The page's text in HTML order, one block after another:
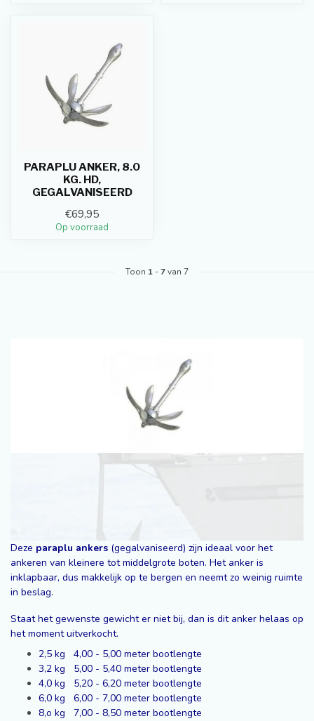
PARAPLU ANKER, 8.0
KG. HD,
GEGALVANISEERD
€69,95
Op voorraad
Toon 1 -7van 7
Deze paraplu ankers (gegalvaniseerd) zijn ideaal voor het
ankeren van kleinere tot middelgrote boten. Het anker is
inklapbaar, dus makkelijk op te bergen en neemt zo weinig ruimte
in beslag.
Staat het gewenste gewicht er niet bij, dan is dit anker helaas op
het moment uitverkocht.
2,5 kg 4,00 - 5,00 meter bootlengte
3,2 kg 5,00 - 5,40 meter bootlengte
4,0 kg 5,20 - 6,20 meter bootlengte
6,0 kg 6,00 - 7,00 meter bootlengte
8,o kg 7,00 - 8,50 meter bootlengte